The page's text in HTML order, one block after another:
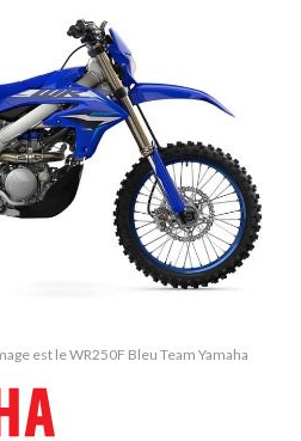
est le WR250F Bleu Team Yamaha